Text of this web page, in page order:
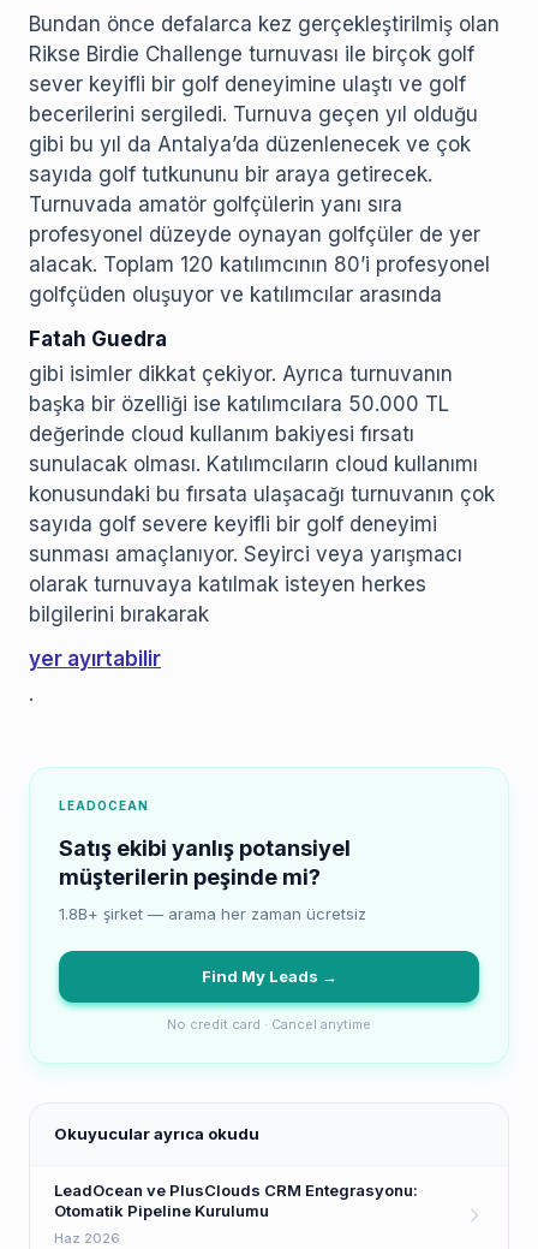
Bundan önce defalarca kez gerçekleştirilmiş olan
Rikse Birdie Challenge turnuvası ile birçok golf
sever keyifli bir golf deneyimine ulaştı ve golf
becerilerini sergiledi. Turnuva geçen yıl olduğu
gibi bu yıl da Antalya’da düzenlenecek ve çok
sayıda golf tutkununu bir araya getirecek.
Turnuvada amatör golfçülerin yanı sıra
profesyonel düzeyde oynayan golfçüler de yer
alacak. Toplam 120 katılımcının 80’i profesyonel
golfçüden oluşuyor ve katılımcılar arasında
Fatah Guedra
gibi isimler dikkat çekiyor. Ayrıca turnuvanın
başka bir özelliği ise katılımcılara 50.000 TL
değerinde cloud kullanım bakiyesi fırsatı
sunulacak olması. Katılımcıların cloud kullanımı
konusundaki bu fırsata ulaşacağı turnuvanın çok
sayıda golf severe keyifli bir golf deneyimi
sunması amaçlanıyor. Seyirci veya yarışmacı
olarak turnuvaya katılmak isteyen herkes
bilgilerini bırakarak
yer ayırtabilir
.
LEADOCEAN
Satış ekibi yanlış potansiyel
müşterilerin peşinde mi?
1.8B+ şirket — arama her zaman ücretsiz
Find My Leads →
No credit card · Cancel anytime
Okuyucular ayrıca okudu
LeadOcean ve PlusClouds CRM Entegrasyonu:
Otomatik Pipeline Kurulumu
Haz 2026